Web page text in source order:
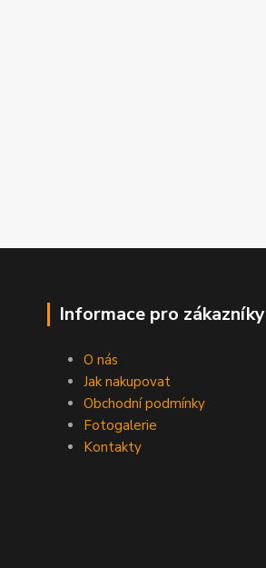
Informace pro zákazníky
O nás
Jak nakupovat
Obchodní podmínky
Fotogalerie
Kontakty